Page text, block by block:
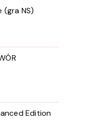
(gra NS)
Edition